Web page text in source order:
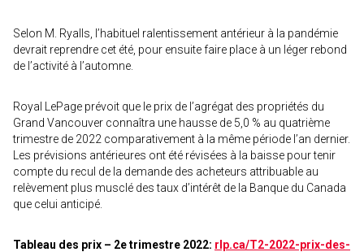
Selon M. Ryalls, l’habituel ralentissement antérieur à la pandémie
devrait reprendre cet été, pour ensuite faire place à un léger rebond
de l’activité à l’automne.
Royal LePage prévoit que le prix de l’agrégat des propriétés du
Grand Vancouver connaîtra une hausse de 5,0 % au quatrième
trimestre de 2022 comparativement à la même période l’an dernier.
Les prévisions antérieures ont été révisées à la baisse pour tenir
compte du recul de la demande des acheteurs attribuable au
relèvement plus musclé des taux d’intérêt de la Banque du Canada
que celui anticipé.
Tableau des prix – 2e trimestre 2022: rlp.ca/T2-2022-prix-des-